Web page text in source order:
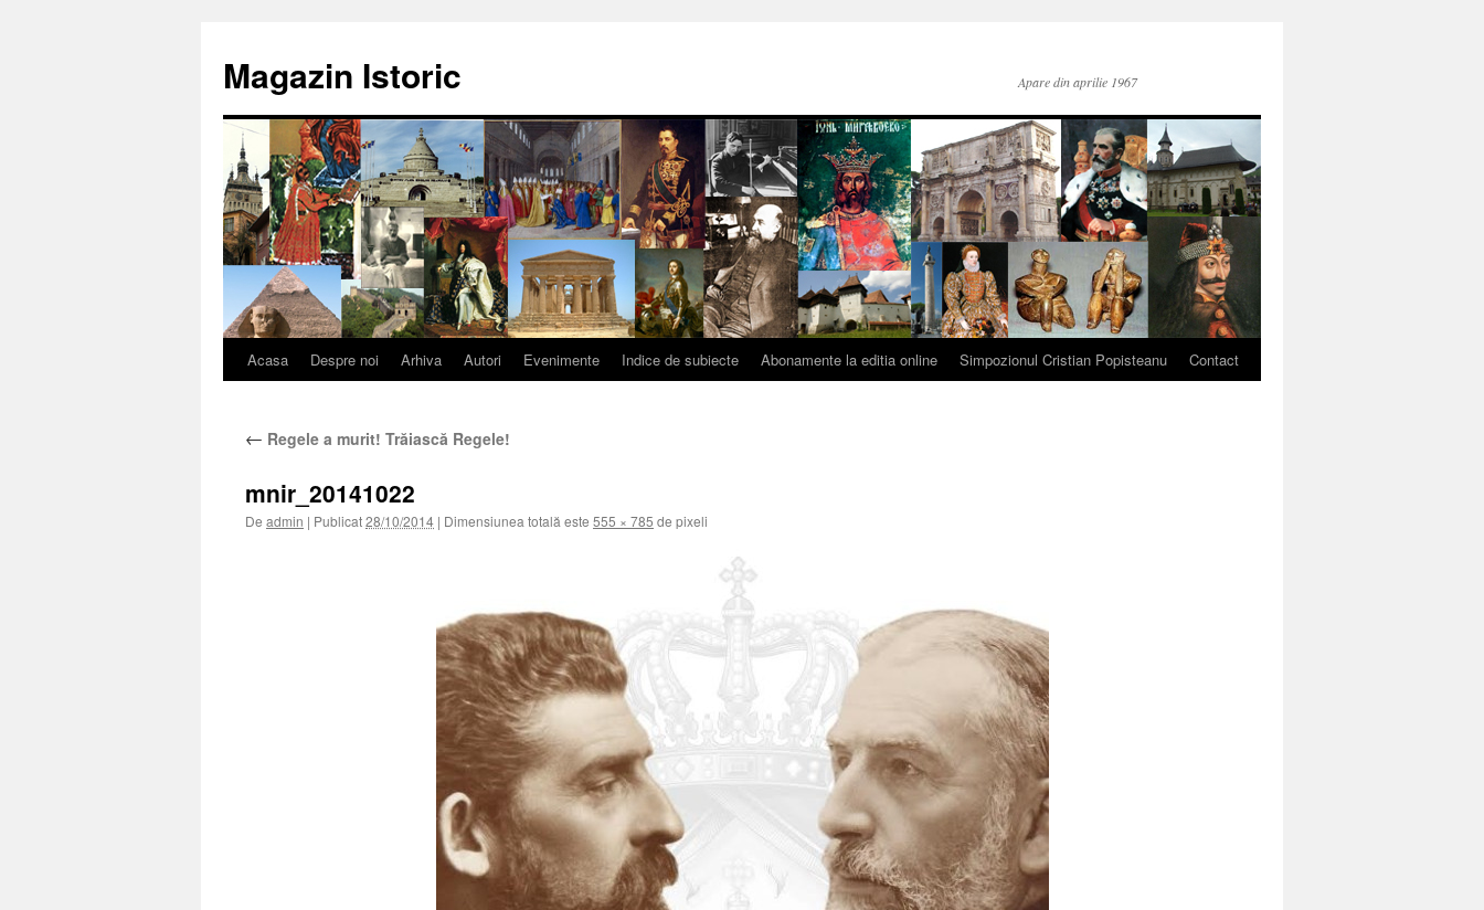
conținut
Magazin Istoric Apare din aprilie 1967
Acasa Despre noi Arhiva Autori Evenimente Indice de subiecte Abonamente la editia online Simpozionul Cristian Popisteanu Contact
← Regele a murit! Trăiască Regele!
mnir_20141022
De admin | Publicat28/10/2014 | Dimensiunea totală este 555 × 785 de pixeli